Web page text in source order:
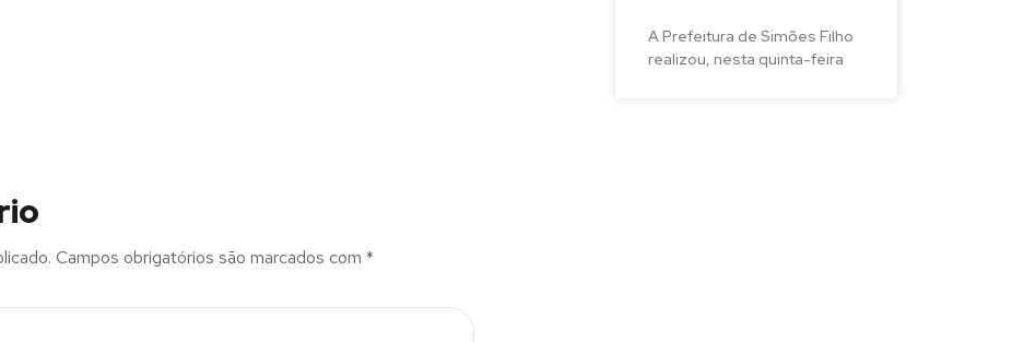
A Prefeitura de Simões Filho
realizou, nesta quinta-feira
Campos obrigatórios são marcados com *